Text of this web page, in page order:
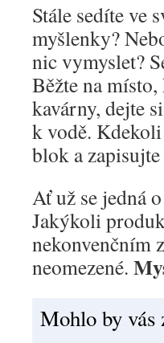
Stále sedíte ve
myšlenky?
nic vymyslet?
Běžte na
kavárny, dejte
k vodě.
blok a
Ať už se jedná
Jakýkoli
nekonvenčním
neomezené.
Mohlo by vás